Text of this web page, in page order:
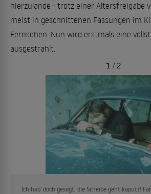
hierzulande - trotz einer Altersfreigabe
meist in geschnittenen Fassungen im
Fernsehen. Nun wird erstmals eine
ausgestrahlt.
Ich hab' doch gesagt, die Scheibe geht kaputt!
1 / 2